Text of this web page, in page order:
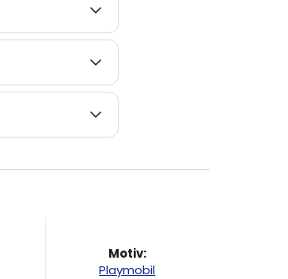
Motiv:
Playmobil